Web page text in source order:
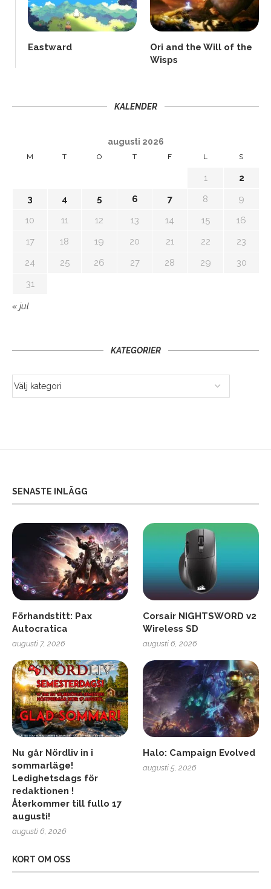
Eastward
Ori and the Will of the
Wisps
KALENDER
augusti 2026
M T O T F L S
1
2
3
4 5 6 7 8
9
10
11 12 13 14 15
16
17
18 19 20 21 22
23
24
25 26 27 28 29
30
31
« jul
KATEGORIER
SENASTE INLÄGG
Förhandstitt: Pax
Autocratica
augusti 7, 2026
Corsair NIGHTSWORD v2
Wireless SD
augusti 6, 2026
Nu går Nördliv in i
sommarläge!
Ledighetsdags för
redaktionen !
Återkommer till fullo 17
augusti!
augusti 6, 2026
Halo: Campaign Evolved
augusti 5, 2026
KORT OM OSS